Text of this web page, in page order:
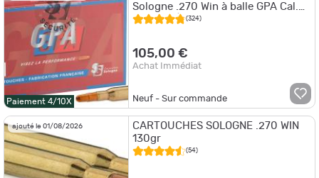
Paiement 4/10X
Sologne .270 Win à balle GPA Cal.
270 WIN À type GPA
(324)
105,00 €
Achat Immédiat
Neuf - Sur commande
ajouté le 01/08/2026
CARTOUCHES SOLOGNE .270 WIN
130gr
(54)